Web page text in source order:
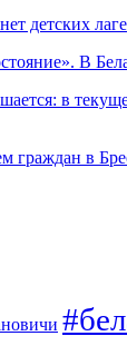
детских
В
в
граждан в